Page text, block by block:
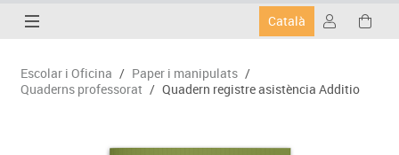
Català
Escolar i Oficina / Paper i manipulats /
Quaderns professorat / Quadern registre asistència Additio